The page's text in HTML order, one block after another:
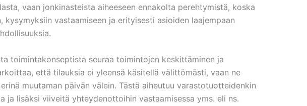
vaan jonkinasteista aiheeseen ennakolta perehtymistä, koska
kysymyksiin vastaamiseen ja erityisesti asioiden laajempaan
toimintakonseptista seuraa toimintojen keskittäminen ja
että tilauksia ei yleensä käsitellä välittömästi, vaan ne
muutaman päivän välein. Tästä aiheutuu varastotuotteidenkin
ja lisäksi viiveitä yhteydenottoihin vastaamisessa yms. eli ns.